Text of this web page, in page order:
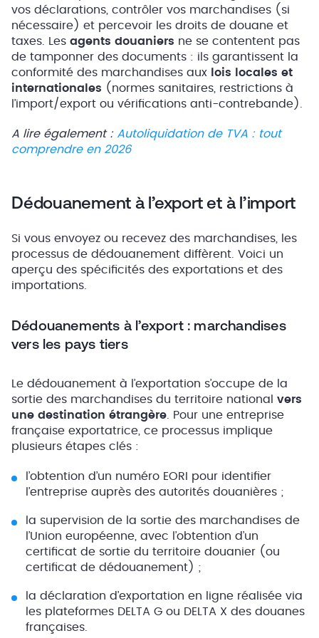
vos déclarations, contrôler vos marchandises (si
nécessaire) et percevoir les droits de douane et
taxes. Les agents douaniers ne se contentent pas
de tamponner des documents : ils garantissent la
conformité des marchandises aux lois locales et
internationales (normes sanitaires, restrictions à
l’import/export ou vérifications anti-contrebande).
A lire également : Autoliquidation de TVA : tout
comprendre en 2026
Dédouanement à l’export et à l’import
Si vous envoyez ou recevez des marchandises, les
processus de dédouanement diffèrent. Voici un
aperçu des spécificités des exportations et des
importations.
Dédouanements à l’export : marchandises
vers les pays tiers
Le dédouanement à l’exportation s’occupe de la
sortie des marchandises du territoire national vers
une destination étrangère . Pour une entreprise
française exportatrice, ce processus implique
plusieurs étapes clés :
l’obtention d’un numéro EORI pour identifier
l’entreprise auprès des autorités douanières ;
la supervision de la sortie des marchandises de
l’Union européenne, avec l’obtention d’un
certificat de sortie du territoire douanier (ou
certificat de dédouanement) ;
la déclaration d’exportation en ligne réalisée via
les plateformes DELTA G ou DELTA X des douanes
françaises.